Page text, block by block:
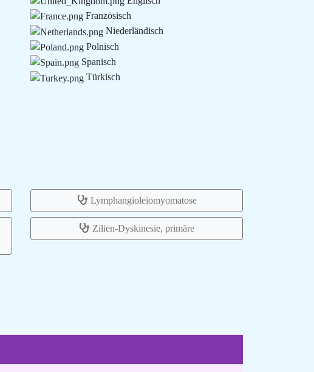
Französisch
Niederländisch
Polnisch
Spanisch
Türkisch
Lymphangioleiomyomatose
Zilien-Dyskinesie, primäre